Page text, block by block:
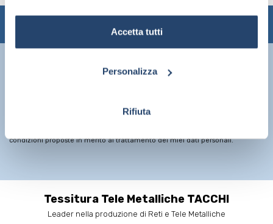
Accetta tutti
Personalizza
Rifiuta
commerciali e sulle promozioni, inserisci la tua e-mail per iscriverti
condizioni proposte in merito al trattamento dei miei dati personali.
Tessitura Tele Metalliche TACCHI
Leader nella produzione di Reti e Tele Metalliche